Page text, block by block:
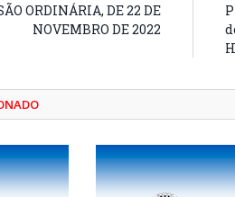
ORDINÁRIA, DE 22 DE
NOVEMBRO DE 2022